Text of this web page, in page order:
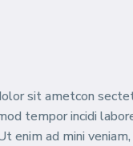
sit ametcon
tempor incidi
enim ad mini